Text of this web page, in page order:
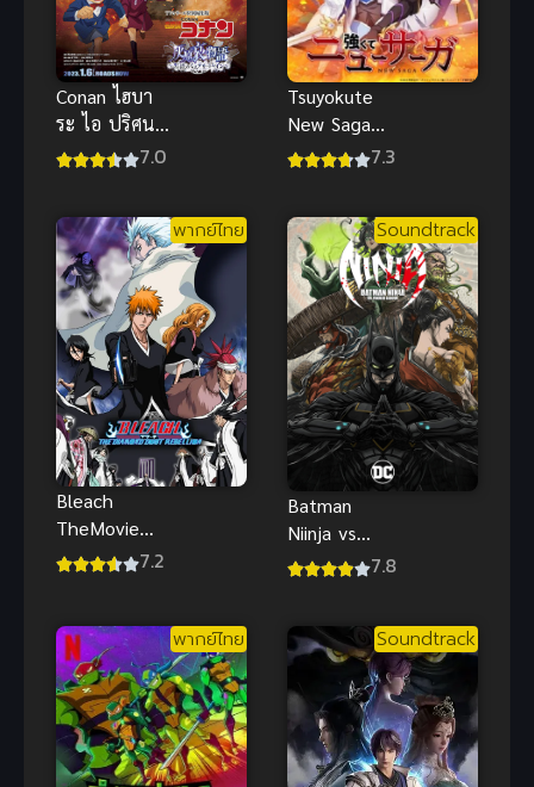
Conan ไฮบา
ระ ไอ ปริศนา
รถด่วนทมิฬ
ระทึกดี
7.0
Tsuyokute
New Saga
(2025) พลิก7.3
พากย์ไทย
Bleach
TheMovie
บลีช เทพ
หนึ่งตัวตนของ
เฮียวรินมารุ
พากย์ไทย
7.2
Soundtrack
Batman
Niinja vs
Yakuza
แมน นินจา
ปะทะ ยากูซ่า
7.8
พากย์ไทย Soundtrack